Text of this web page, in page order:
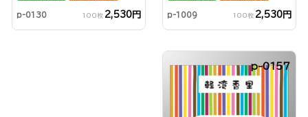
p-0130 100枚 2,530円 p-1009 100枚 2,530円
p-0157